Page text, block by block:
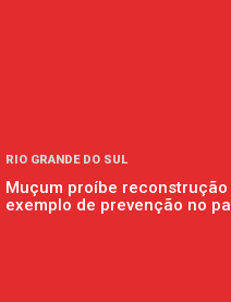
RIO GRANDE DO SUL
Muçum proíbe
exemplo de prevenção no